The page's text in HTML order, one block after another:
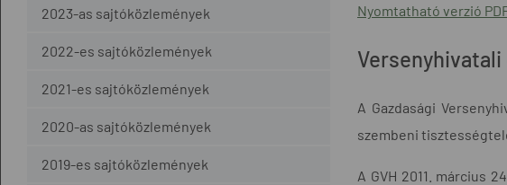
2023-as sajtóközlemények
2022-es sajtóközlemények
2021-es sajtóközlemények
2020-as sajtóközlemények
2019-es sajtóközlemények
Nyomtatható verzió
A Gazdasági
szembeni
A GVH 2011. március